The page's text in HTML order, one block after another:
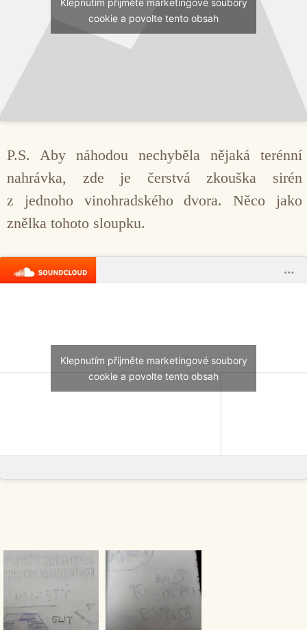
Klepnutím přijměte marketingové soubory
cookie a povolte tento obsah
P.S. Aby náhodou nechyběla nějaká terénní
nahrávka, zde je čerstvá zkouška sirén
z jednoho vinohradského dvora. Něco jako
znělka tohoto sloupku.
Klepnutím přijměte marketingové soubory
cookie a povolte tento obsah